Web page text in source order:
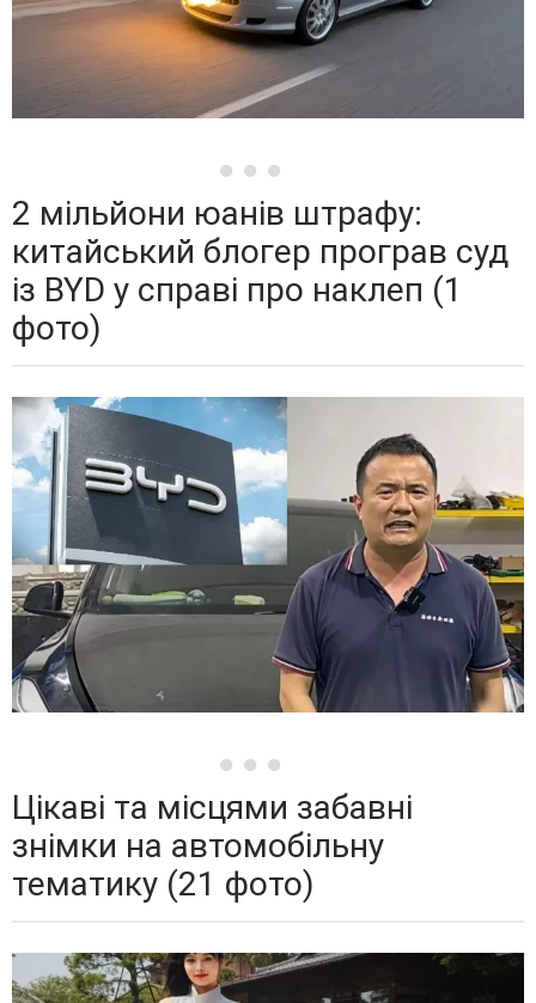
2 мільйони юанів штрафу:
китайський блогер програв суд
із BYD у справі про наклеп (1
фото)
Цікаві та місцями забавні
знімки на автомобільну
тематику (21 фото)